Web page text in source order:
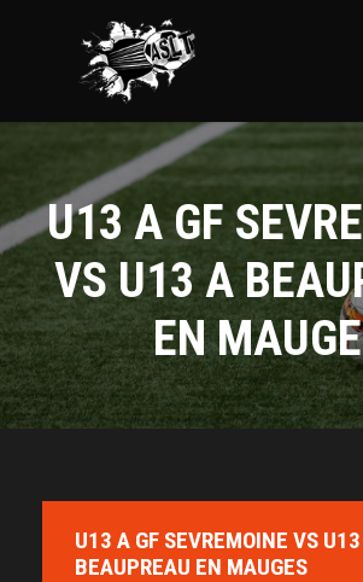
U13 A GF
VS U13 A
EN
U13 A GF SEVREMOINE VS
BEAUPREAU EN MAUGES